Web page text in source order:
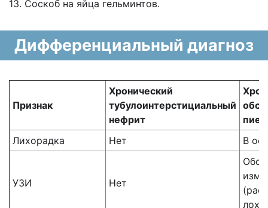
13. Соскоб на яйца гельминтов.
Дифференциальный диагноз
Признак
Хронический
тубулоинтерстициальный
нефрит
Лихорадка
Нет В
УЗИ Нет